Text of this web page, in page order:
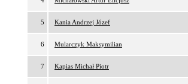
5 Kania Andrzej Józef
6 Mularczyk Maksymilian
7 Kapias Michał Piotr